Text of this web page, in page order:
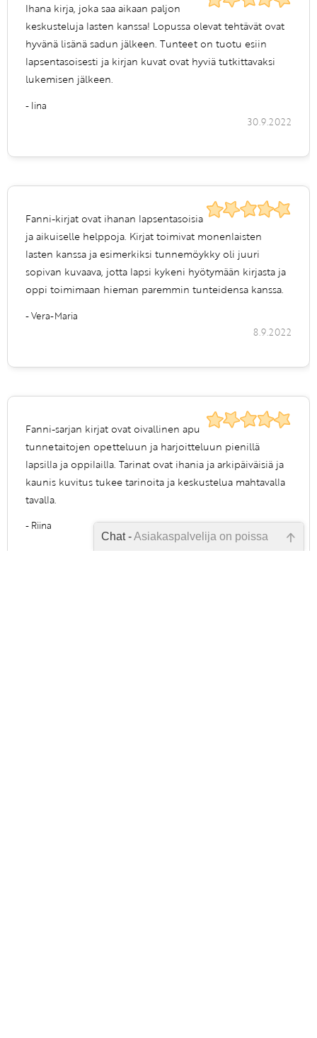
Ihana kirja, joka saa aikaan paljon
keskusteluja lasten kanssa! Lopussa olevat tehtävät ovat
hyvänä lisänä sadun jälkeen. Tunteet on tuotu esiin
lapsentasoisesti ja kirjan kuvat ovat hyviä tutkittavaksi
lukemisen jälkeen.
- Iina
30.9.2022
Fanni-kirjat ovat ihanan lapsentasoisia
ja aikuiselle helppoja. Kirjat toimivat monenlaisten
lasten kanssa ja esimerkiksi tunnemöykky oli juuri
sopivan kuvaava, jotta lapsi kykeni hyötymään kirjasta ja
oppi toimimaan hieman paremmin tunteidensa kanssa.
- Vera-Maria
8.9.2022
Fanni-sarjan kirjat ovat oivallinen apu
tunnetaitojen opetteluun ja harjoitteluun pienillä
lapsilla ja oppilailla. Tarinat ovat ihania ja arkipäiväisiä ja
kaunis kuvitus tukee tarinoita ja keskustelua mahtavalla
tavalla.
- Riina
12.4.2022
Chat -Asiakaspalvelija on poissa